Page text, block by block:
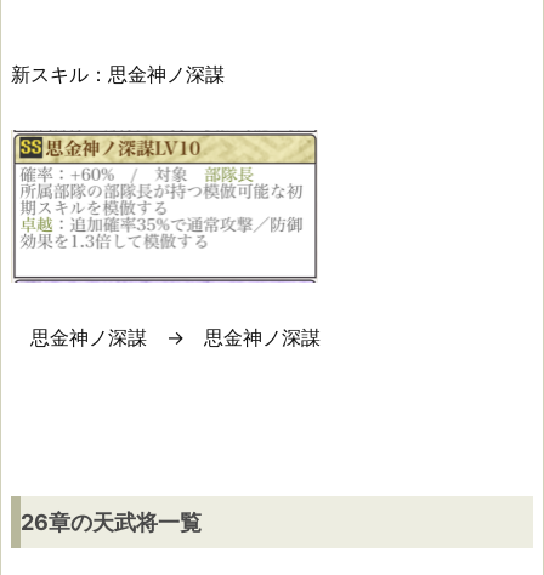
新スキル：思金神ノ深謀
思金神ノ深謀 → 思金神ノ深謀
26章の天武将一覧